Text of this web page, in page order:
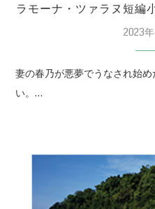
ラモーナ・ツァラヌ短編
2023
妻の春乃が悪夢でうなされ始
い。…